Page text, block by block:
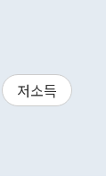
저소득